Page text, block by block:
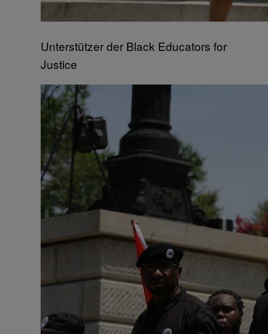
Unterstützer der Black Educators for
Justice